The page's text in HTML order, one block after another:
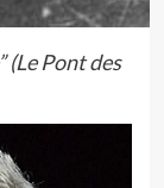
Pont des